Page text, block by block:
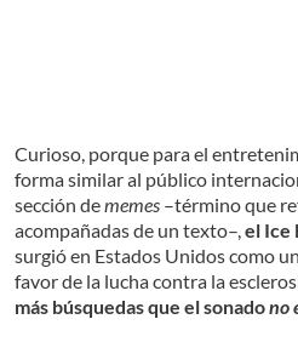
Curioso, porque para el
forma similar al público
sección dememes –término que
acompañadas de un texto–, el Ice
surgió en Estados Unidos como
favor de la lucha contra la
más búsquedas que el sonadono